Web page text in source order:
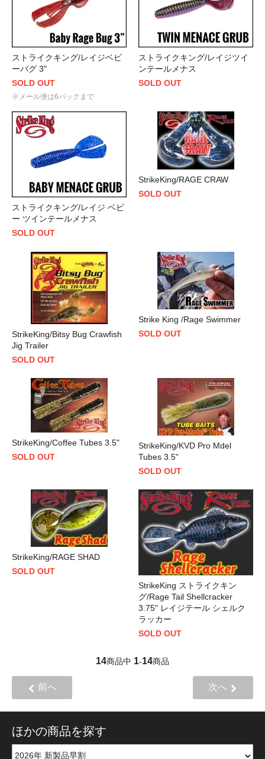
ストライクキング/レイジベビ
ーバグ 3"
SOLD OUT
※メール便は6パックまで
ストライクキング/レイジツイ
ンテールメナス
SOLD OUT
ストライクキング/レイジ ベビ
ー ツインテールメナス
SOLD OUT
StrikeKing/RAGE CRAW
SOLD OUT
StrikeKing/Bitsy Bug Crawfish
Jig Trailer
SOLD OUT
Strike King /Rage Swimmer
SOLD OUT
StrikeKing/Coffee Tubes 3.5"
SOLD OUT
StrikeKing/KVD Pro Mdel
Tubes 3.5"
SOLD OUT
StrikeKing/RAGE SHAD
SOLD OUT
StrikeKing ストライクキン
グ/Rage Tail Shellcracker
3.75" レイジテール シェルク
ラッカー
SOLD OUT
14商品中 1-14商品
前へ 次へ
ほかの商品を探す